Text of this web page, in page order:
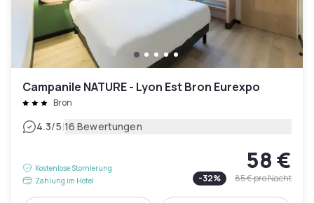
Campanile NATURE - Lyon Est Bron Eurexpo
Bron
4.3/5|16 Bewertungen
Kostenlose Stornierung
Zahlung im Hotel
58 €
-32% 85 €pro Nacht